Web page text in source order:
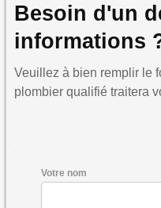
Besoin d'un
informations
Veuillez à bien remplir le
plombier qualifié traitera
Votre nom